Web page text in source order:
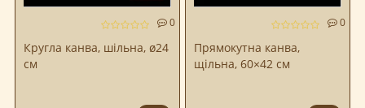
0
Кругла канва, шільна, ø24
см
0
Прямокутна канва,
щільна, 60×42 см